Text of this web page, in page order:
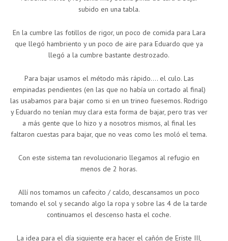
subido en una tabla.
En la cumbre las fotillos de rigor, un poco de comida para Lara
que llegó hambriento y un poco de aire para Eduardo que ya
llegó a la cumbre bastante destrozado.
Para bajar usamos el método más rápido…. el culo. Las
empinadas pendientes (en las que no había un cortado al final)
las usabamos para bajar como si en un trineo fuesemos. Rodrigo
y Eduardo no tenían muy clara esta forma de bajar, pero tras ver
a más gente que lo hizo y a nosotros mismos, al final les
faltaron cuestas para bajar, que no veas como les moló el tema.
Con este sistema tan revolucionario llegamos al refugio en
menos de 2 horas.
Allí nos tomamos un cafecito / caldo, descansamos un poco
tomando el sol y secando algo la ropa y sobre las 4 de la tarde
continuamos el descenso hasta el coche.
La idea para el día siguiente era hacer el cañón de Eriste III,